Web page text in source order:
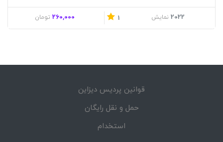
2022 نمایش 1
260,000 تومان
قوانین پردیس دیزاین
حمل و نقل رایگان
استخدام